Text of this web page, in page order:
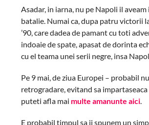
Asadar, in iarna, nu pe Napoli il
batalie. Numai ca, dupa patru victorii
’90, care dadea de pamant cu toti
indoaie de spate, apasat de dorinta
cu el teama unei serii negre, insa
Pe 9 mai, de ziua Europei – probabil
retrogradare, evitand sa
puteti afla mai multe amanunte aici.
E probabil timpul sa ii spunem un